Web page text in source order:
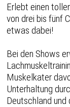
Erlebt einen
von drei bis fünf
etwas dabei!
Bei den Shows
Muskelkater
Unterhaltung
Deutschland und